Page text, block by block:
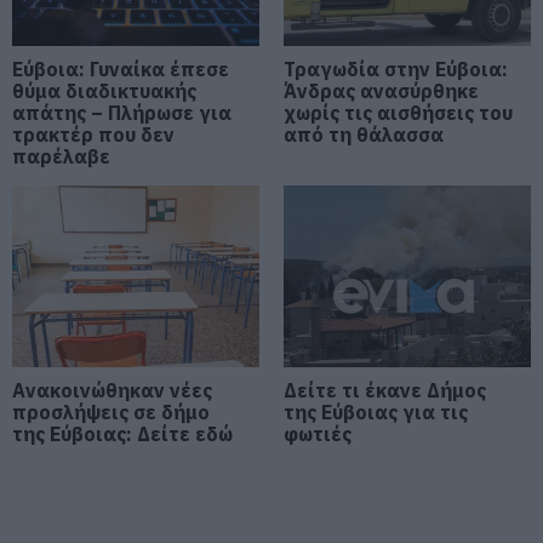
επιχειρηματία
Νέο επίδομα 600 ευρώ για
σπουδαστές: Οι δικαιούχοι
07.08.2026 | 19:00
Αυτός ο δήμος της Εύβοιας πάει
στα δικαστήρια για τις
ανεμογεννήτριες
07.08.2026 | 18:40
Τραγική κατάληξη είχε η
θαλάσσια εκδρομή για 57χρονο
τουρίστα
07.08.2026 | 18:20
Εύβοια: Γυναίκα έπεσε
θύμα διαδικτυακής
απάτης – Πλήρωσε για
τρακτέρ που δεν
παρέλαβε
Τραγωδία στην Εύβοια:
Άνδρας ανασύρθηκε
χωρίς τις αισθήσεις του
από τη θάλασσα
Ανακοινώθηκαν νέες
προσλήψεις σε δήμο
της Εύβοιας: Δείτε εδώ
Δείτε τι έκανε Δήμος
της Εύβοιας για τις
φωτιές